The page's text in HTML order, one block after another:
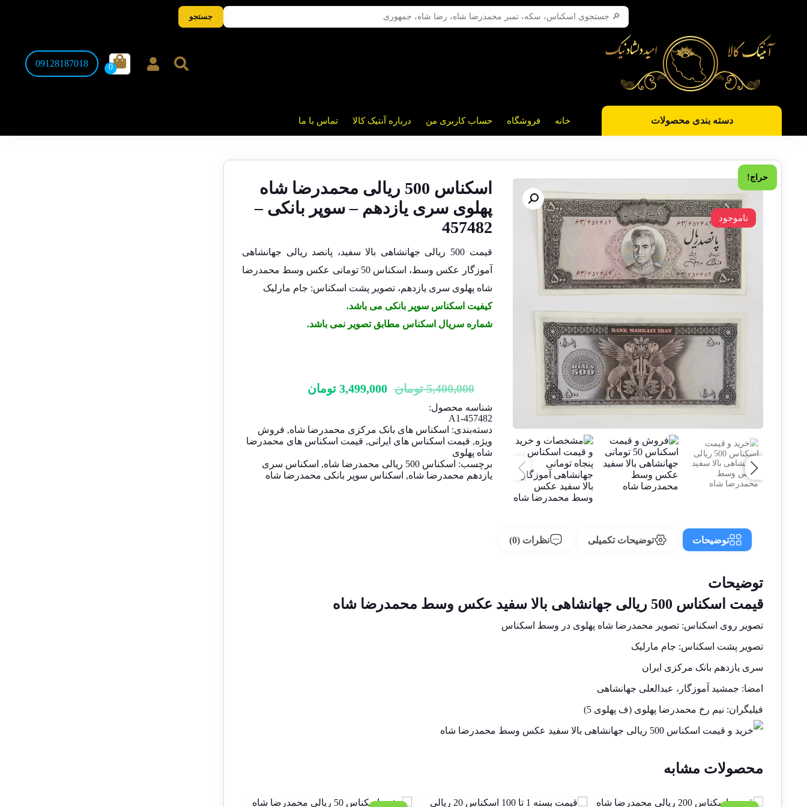
09128187018
دسته بندی محصولات خانه فروشگاه حساب کاربری من درباره آنتیک کالا تماس با ما
حراج!
اسکناس 500 ریالی محمدرضا شاه
پهلوی سری یازدهم – سوپر بانکی –
457482
قیمت 500 ریالی جهانشاهی بالا سفید، پانصد ریالی جهانشاهی
آموزگار عکس وسط، اسکناس 50 تومانی عکس وسط محمدرضا
شاه پهلوی سری یازدهم، تصویر پشت اسکناس: جام مارلیک
کیفیت اسکناس سوپر بانکی می باشد.
شماره سریال اسکناس مطابق تصویر نمی باشد.
5,400,000 تومان 3,499,000 تومان
ناموجود
شناسه محصول:
A1-457482
دسته‌بندی: اسکناس های بانک مرکزی محمدرضا شاه, فروش
ویژه, قیمت اسکناس های ایرانی, قیمت اسکناس های محمدرضا
شاه پهلوی
برچسب: اسکناس 500 ریالی محمدرضا شاه , اسکناس سری
یازدهم محمدرضا شاه, اسکناس سوپر بانکی محمدرضا شاه
توضیحات توضیحات تکمیلی نظرات (0)
توضیحات
قیمت اسکناس 500 ریالی جهانشاهی بالا سفید عکس وسط محمدرضا شاه
تصویر روی اسکناس: تصویر محمدرضا شاه پهلوی در وسط اسکناس
تصویر پشت اسکناس: جام مارلیک
سری یازدهم بانک مرکزی ایران
امضا: جمشید آموزگار، عبدالعلی جهانشاهی
فیلیگران: نیم رخ محمدرضا پهلوی (ف پهلوی 5)
محصولات مشابه
جستجو